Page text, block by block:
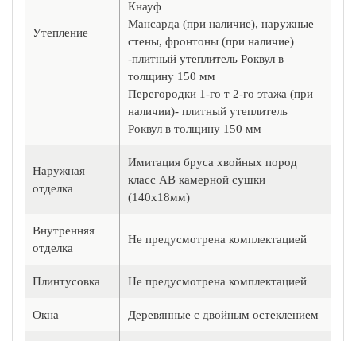
Утепление
Кнауф
Мансарда (при наличие), наружные
стены, фронтоны (при наличие)
-плитный утеплитель Роквул в
толщину 150 мм
Перегородки 1-го т 2-го этажа (при
наличии)- плитный утеплитель
Роквул в толщину 150 мм
Наружная
отделка
Имитация бруса хвойных пород
класс АВ камерной сушки
(140х18мм)
Внутренняя
отделка
Не предусмотрена комплектацией
Плинтусовка Не предусмотрена комплектацией
Окна Деревянные с двойным остеклением